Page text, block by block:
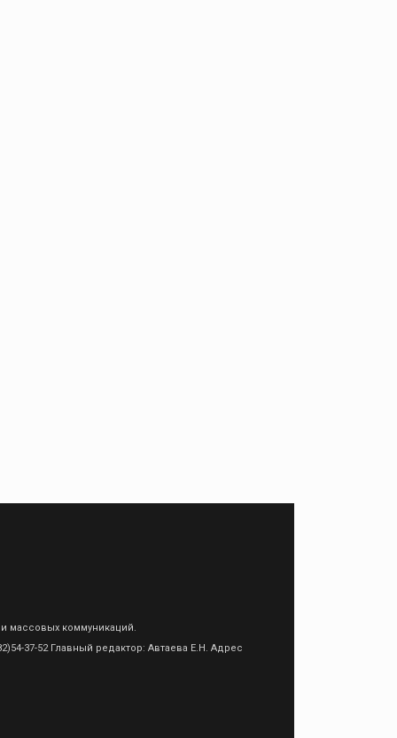
массовых коммуникаций.
37-52 Главный редактор: Автаева Е.Н. Адрес